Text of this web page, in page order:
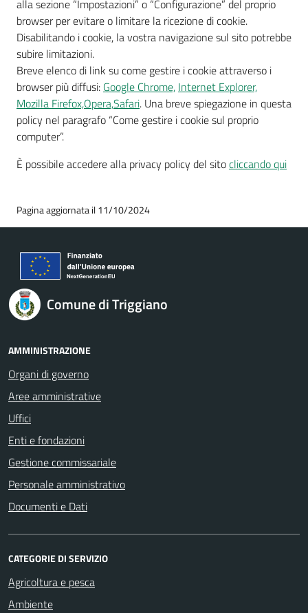
alla sezione “Impostazioni” o “Configurazione” del proprio
browser per evitare o limitare la ricezione di cookie.
Disabilitando i cookie, la vostra navigazione sul sito potrebbe
subire limitazioni.
Breve elenco di link su come gestire i cookie attraverso i
browser più diffusi: Google Chrome, Internet Explorer,
Mozilla Firefox,Opera,Safari. Una breve spiegazione in questa
policy nel paragrafo “Come gestire i cookie sul proprio
computer”.
È possibile accedere alla privacy policy del sitocliccando qui
Pagina aggiornata il 11/10/2024
Comune di Triggiano
AMMINISTRAZIONE
Organi di governo
Aree amministrative
Uffici
Enti e fondazioni
Gestione commissariale
Personale amministrativo
Documenti e Dati
CATEGORIE DI SERVIZIO
Agricoltura e pesca
Ambiente